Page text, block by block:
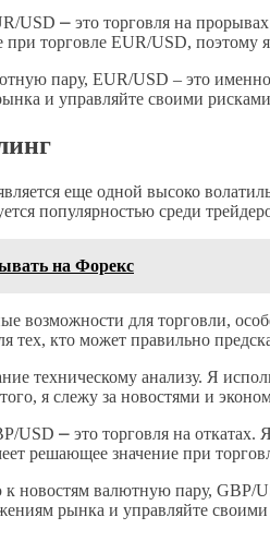
USD ⎼ это торговля на
торговле EUR/USD, поэтому
пару, EUR/USD ‒ это
и управляйте своими
еще одной высоко
популярностью среди
на Форекс
возможности для торговли,
тех, кто может правильно
техническому анализу. Я
я слежу за новостями и
⎼ это торговля на
решающее значение при
новостям валютную пару,
рынка и управляйте